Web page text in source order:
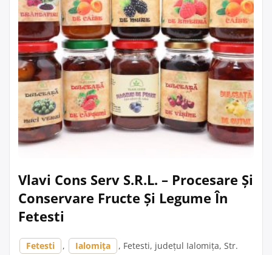
Vlavi Cons Serv S.R.L. – Procesare Și
Conservare Fructe Și Legume În
Fetesti
Fetesti , Ialomița
, Fetesti, județul Ialomița, Str.